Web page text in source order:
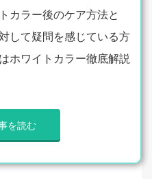
カラー後のケア方法と
して疑問を感じている方
ホワイトカラー徹底解説
を読む